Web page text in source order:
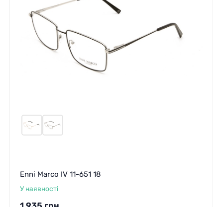
Enni Marco IV 11-651 18
У наявності